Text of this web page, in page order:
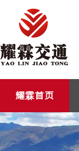
耀霖首页